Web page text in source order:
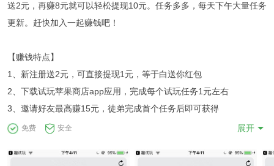
送2元，再赚8元就可以轻松提现10元。任务多多，每天下午大量任务
更新。赶快加入一起赚钱吧！
【赚钱特点】
1、新注册送2元，可直接提现1元，等于白送你红包
2、下载试玩苹果商店app应用，完成每个试玩任务1元左右
3、邀请好友最高赚15元，徒弟完成首个任务后即可获得
免费 安全 展开